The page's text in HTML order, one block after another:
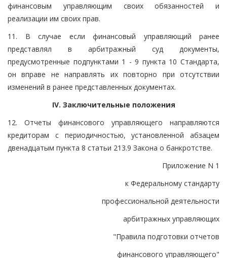
финансовым управляющим своих обязанностей и
реализации им своих прав.
11. В случае если финансовый управляющий ранее
представлял в арбитражный суд документы,
предусмотренные подпунктами 1 - 9 пункта 10 Стандарта,
он вправе не направлять их повторно при отсутствии
изменений в ранее представленных документах.
IV. Заключительные положения
12. Отчеты финансового управляющего направляются
кредиторам с периодичностью, установленной абзацем
двенадцатым пункта 8 статьи 213.9 Закона о банкротстве.
Приложение N 1
к Федеральному стандарту
профессиональной деятельности
арбитражных управляющих
"Правила подготовки отчетов
финансового управляющего"